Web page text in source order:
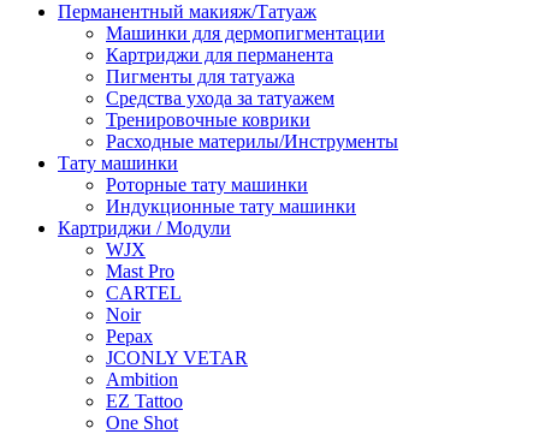
Перманентный макияж/Татуаж
Машинки для дермопигментации
Картриджи для перманента
Пигменты для татуажа
Средства ухода за татуажем
Тренировочные коврики
Расходные материлы/Инструменты
Тату машинки
Роторные тату машинки
Индукционные тату машинки
Картриджи / Модули
WJX
Mast Pro
CARTEL
Noir
Pepax
JCONLY VETAR
Ambition
EZ Tattoo
One Shot